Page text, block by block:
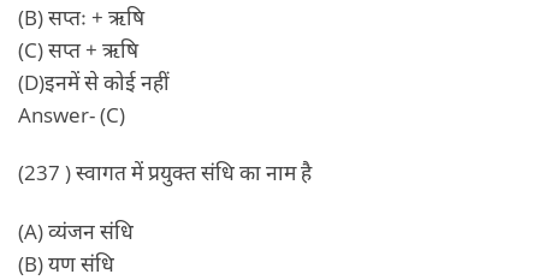
(B) सप्तः + ऋषि
(C) सप्त + ऋषि
(D)इनमें से कोई नहीं
Answer- (C)
(237 ) स्वागत में प्रयुक्त संधि का नाम है
(A) व्यंजन संधि
(B) यण संधि